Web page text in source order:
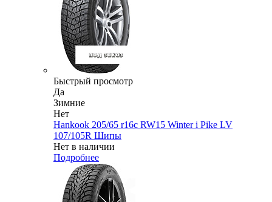
Быстрый просмотр
Да
Зимние
Нет
Hankook 205/65 r16c RW15 Winter i Pike LV
107/105R Шипы
Нет в наличии
Подробнее